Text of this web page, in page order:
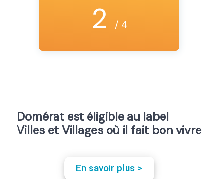
2 / 4
Domérat est éligible au label
Villes et Villages où il fait bon vivre
En savoir plus >